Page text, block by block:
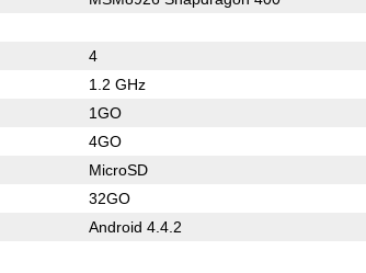
4
1.2 GHz
1GO
4GO
MicroSD
32GO
Android 4.4.2